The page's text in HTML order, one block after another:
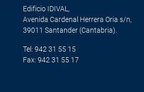
Edificio IDIVAL,
Avenida Cardenal Herrera Oria s/n,
39011 Santander (Cantabria).
Tel: 942 31 55 15
Fax: 942 31 55 17